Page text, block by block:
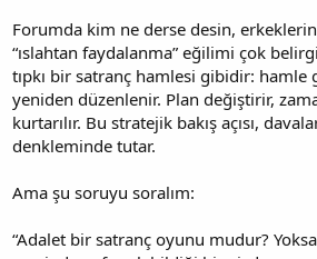
Forumda kim ne derse desin,
“ıslahtan faydalanma” eğilimi çok
tıpkı bir satranç hamlesi gibidir: hamle
yeniden düzenlenir. Plan değiştirir,
kurtarılır. Bu stratejik bakış açısı,
denkleminde tutar.
Ama şu soruyu soralım:
“Adalet bir satranç oyunu mudur?